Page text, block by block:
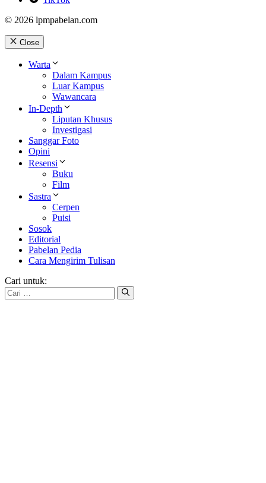
© 2026 lpmpabelan.com
Close
Warta
Dalam Kampus
Luar Kampus
Wawancara
In-Depth
Liputan Khusus
Investigasi
Sanggar Foto
Opini
Resensi
Buku
Film
Sastra
Cerpen
Puisi
Sosok
Editorial
Pabelan Pedia
Cara Mengirim Tulisan
Cari untuk: